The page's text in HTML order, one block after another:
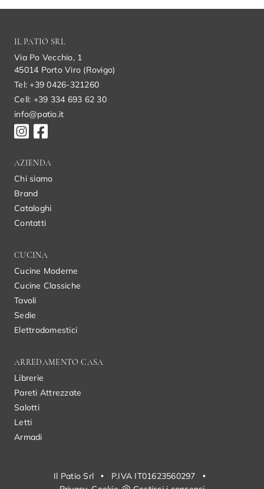
IL PATIO SRL
Via Po Vecchio, 1
45014 Porto Viro (Rovigo)
Tel: +39 0426-321260
Cell: +39 334 693 62 30
info@patio.it
AZIENDA
Chi siamo
Brand
Cataloghi
Contatti
CUCINA
Cucine Moderne
Cucine Classiche
Tavoli
Sedie
Elettrodomestici
ARREDAMENTO CASA
Librerie
Pareti Attrezzate
Salotti
Letti
Armadi
Il Patio Srl • P.IVA IT01623560297
•